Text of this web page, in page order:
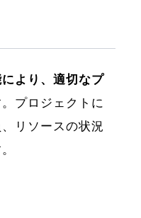
より、適切なプ
プロジェクトに
リソースの状況